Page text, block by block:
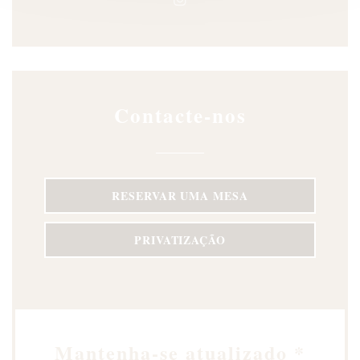
RESERVAR UMA MESA
PRIVATIZAÇÃO